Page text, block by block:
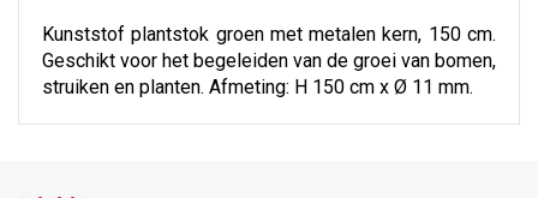
Kunststof plantstok groen met metalen kern, 150 cm.
Geschikt voor het begeleiden van de groei van bomen,
struiken en planten. Afmeting: H 150 cm x Ø 11 mm.